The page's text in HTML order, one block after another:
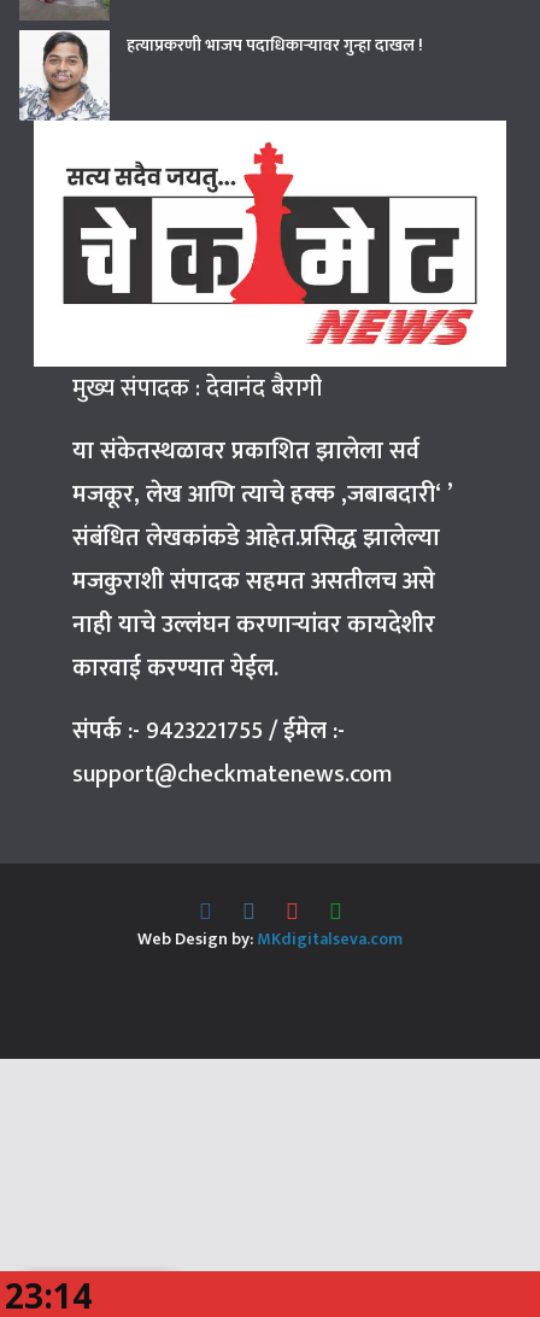
हत्याप्रकरणी भाजप पदाधिकाऱ्यावर गुन्हा दाखल !
मुख्य संपादक : देवानंद बैरागी
या संकेतस्थळावर प्रकाशित झालेला सर्व
मजकूर, लेख आणि त्याचे हक्क ,जबाबदारी‘ ’
संबंधित लेखकांकडे आहेत.प्रसिद्ध झालेल्या
मजकुराशी संपादक सहमत असतीलच असे
नाही याचे उल्लंघन करणाऱ्यांवर कायदेशीर
कारवाई करण्यात येईल.
संपर्क :- 9423221755/ईमेल :-
support@checkmatenews.com
Web Design by:MKdigitalseva.com
Translate »
23:14